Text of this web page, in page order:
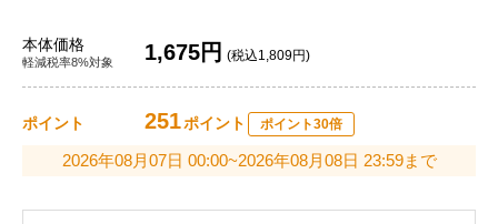
本体価格
軽減税率8%対象 1,675円 (税込1,809円)
ポイント 251ポイント ポイント30倍
2026年08月07日 00:00~2026年08月08日 23:59まで